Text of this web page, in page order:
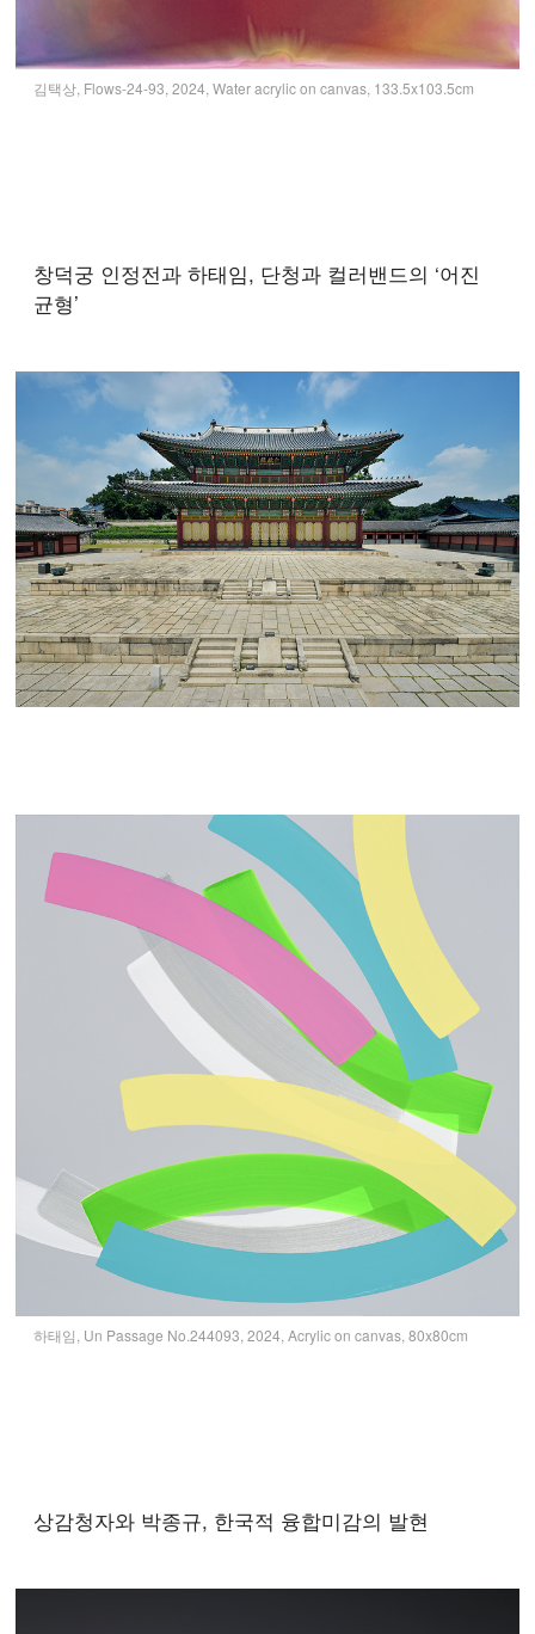
김택상, Flows-24-93, 2024, Water acrylic on canvas, 133.5x103.5cm
창덕궁 인정전과 하태임, 단청과 컬러밴드의 ‘어진
균형’
하태임, Un Passage No.244093, 2024, Acrylic on canvas, 80x80cm
상감청자와 박종규, 한국적 융합미감의 발현